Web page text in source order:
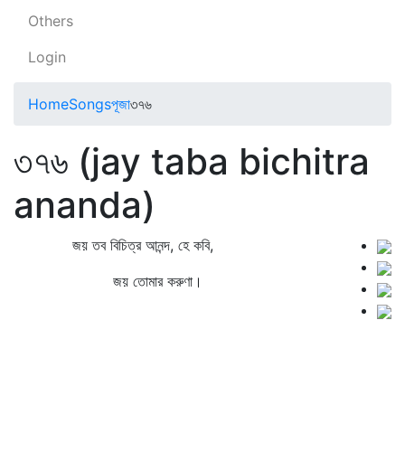
Others
Login
HomeSongsপূজা৩৭৬
৩৭৬ (jay taba bichitra
ananda)
জয় তব বিচিত্র আনন্দ, হে কবি,
জয় তোমার করুণা।